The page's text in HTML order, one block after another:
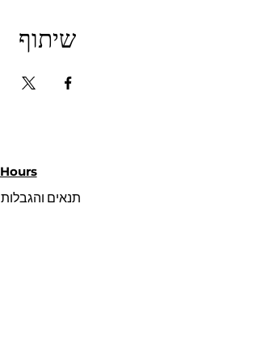
שיתוף
Hours
תנאים והגבלות